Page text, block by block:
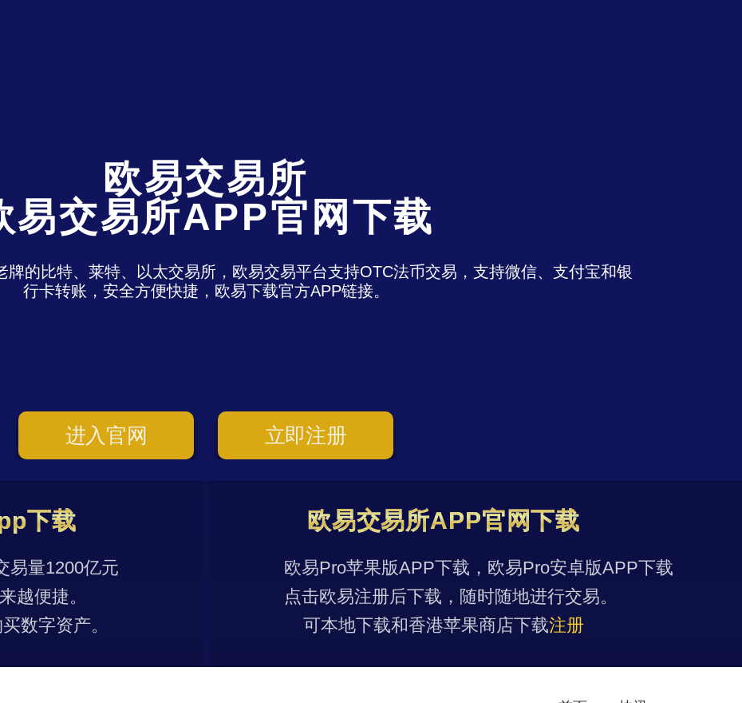
欧易交易所
易交易所APP官网下载
牌的比特、莱特、以太交易所，欧易交易平台支持OTC法币交易，支持微信、支付宝和银
行卡转账，安全方便快捷，欧易下载官方APP链接。
进入官网 立即注册
下载
易量1200亿元
越便捷。
数字资产。
欧易交易所APP官网下载
欧易Pro苹果版APP下载，欧易Pro安卓版APP下载
点击欧易注册后下载，随时随地进行交易。
可本地下载和香港苹果商店下载注册